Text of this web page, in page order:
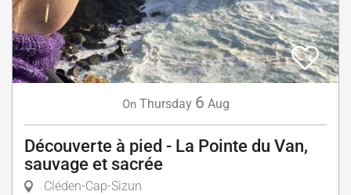
On Thursday 6 Aug
Découverte à pied - La Pointe du Van,
sauvage et sacrée
Cléden-Cap-Sizun